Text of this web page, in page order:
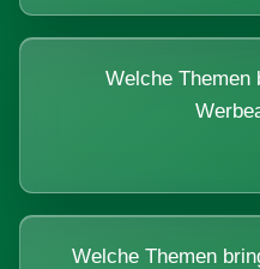
Welche Themen
Welche Themen